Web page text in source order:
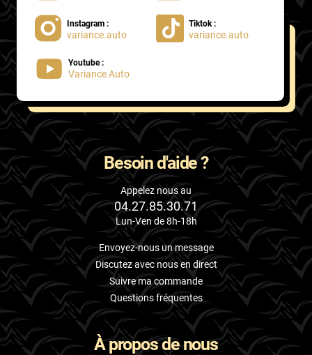
Instagram :
variance.auto
Tiktok :
variance.auto
Youtube :
Variance Auto
Besoin d'aide ?
Appelez nous au
04.27.85.30.71
Lun-Ven de 8h-18h
Envoyez-nous un message
Discutez avec nous en direct
Suivre ma commande
Questions fréquentes
À propos de nous